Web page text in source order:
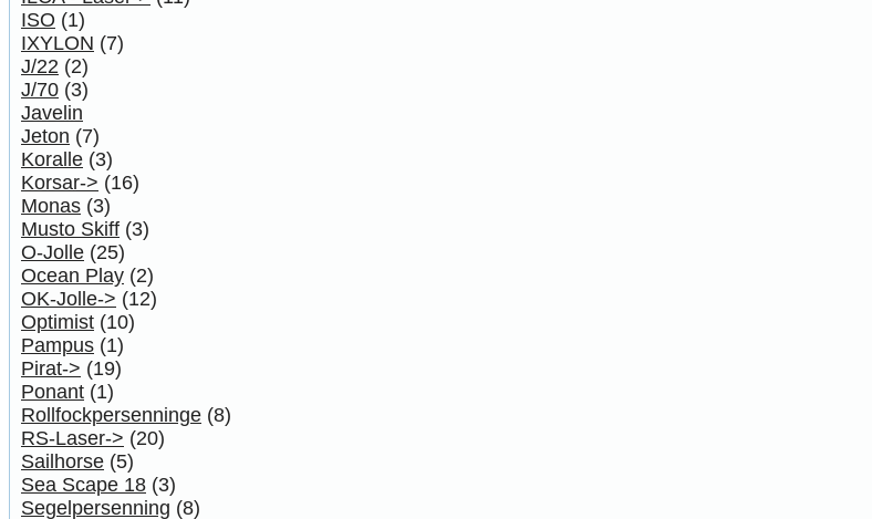
ISO (1)
IXYLON (7)
J/22 (2)
J/70 (3)
Javelin
Jeton (7)
Koralle (3)
Korsar-> (16)
Monas (3)
Musto Skiff (3)
O-Jolle (25)
Ocean Play (2)
OK-Jolle-> (12)
Optimist (10)
Pampus (1)
Pirat-> (19)
Ponant (1)
Rollfockpersenninge (8)
RS-Laser-> (20)
Sailhorse (5)
Sea Scape 18 (3)
Segelpersenning (8)